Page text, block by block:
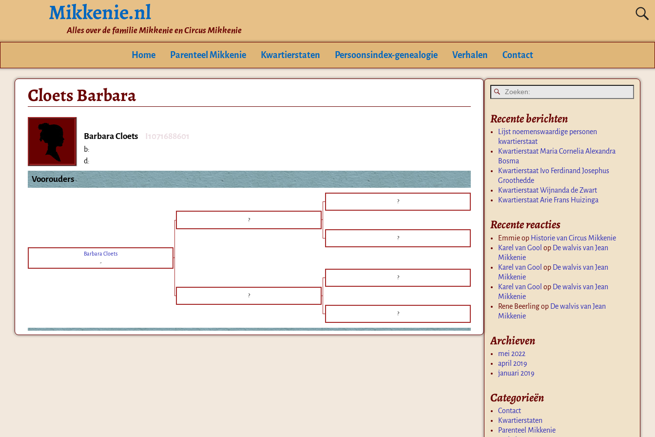
Mikkenie.nl
Alles over de familie Mikkenie en Circus Mikkenie
Home Parenteel Mikkenie Kwartierstaten Persoonsindex-genealogie Verhalen Contact
Cloets Barbara
Barbara Cloets I1071688601
b:
d:
Voorouders
?
?
?
Barbara Cloets
-
?
?
?
Recente berichten
Lijst noemenswaardige personen
kwartierstaat
Kwartierstaat Maria Cornelia Alexandra
Bosma
Kwartierstaat Ivo Ferdinand Josephus
Groothedde
Kwartierstaat Wijnanda de Zwart
Kwartierstaat Arie Frans Huizinga
Recente reacties
Emmieop Historie van Circus Mikkenie
Karel van Gool op De walvis van Jean
Mikkenie
Karel van Gool op De walvis van Jean
Mikkenie
Karel van Gool op De walvis van Jean
Mikkenie
Rene Beerlingop De walvis van Jean
Mikkenie
Archieven
mei 2022
april 2019
januari 2019
Categorieën
Contact
Kwartierstaten
Parenteel Mikkenie